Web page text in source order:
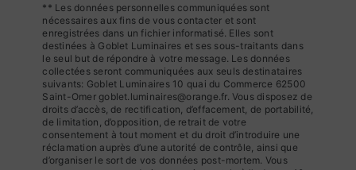
** Les données personnelles communiquées sont
nécessaires aux fins de vous contacter et sont
enregistrées dans un fichier informatisé. Elles sont
destinées à Goblet Luminaires et ses sous-traitants dans
le seul but de répondre à votre message. Les données
collectées seront communiquées aux seuls destinataires
suivants: Goblet Luminaires 10 quai du Commerce 62500
Saint-Omer goblet.luminaires@orange.fr. Vous disposez de
droits d’accès, de rectification, d’effacement, de portabilité,
de limitation, d’opposition, de retrait de votre
consentement à tout moment et du droit d’introduire une
réclamation auprès d’une autorité de contrôle, ainsi que
d’organiser le sort de vos données post-mortem. Vous